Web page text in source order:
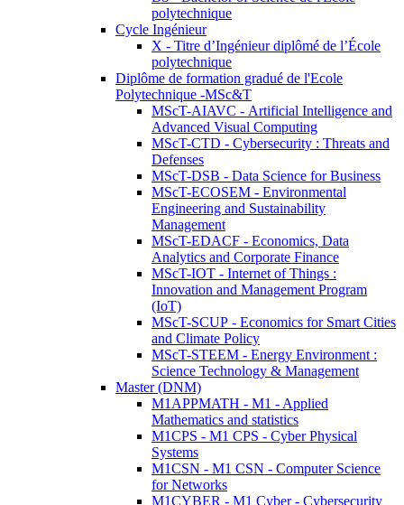
polytechnique
Cycle Ingénieur
X - Titre d’Ingénieur diplômé de l’École
polytechnique
Diplôme de formation gradué de l'Ecole
Polytechnique -MSc&T
MScT-AIAVC - Artificial Intelligence and
Advanced Visual Computing
MScT-CTD - Cybersecurity : Threats and
Defenses
MScT-DSB - Data Science for Business
MScT-ECOSEM - Environmental
Engineering and Sustainability
Management
MScT-EDACF - Economics, Data
Analytics and Corporate Finance
MScT-IOT - Internet of Things :
Innovation and Management Program
(IoT)
MScT-SCUP - Economics for Smart Cities
and Climate Policy
MScT-STEEM - Energy Environment :
Science Technology & Management
Master (DNM)
M1APPMATH - M1 - Applied
Mathematics and statistics
M1CPS - M1 CPS - Cyber Physical
Systems
M1CSN - M1 CSN - Computer Science
for Networks
M1CYBER - M1 Cyber - Cybersecurity